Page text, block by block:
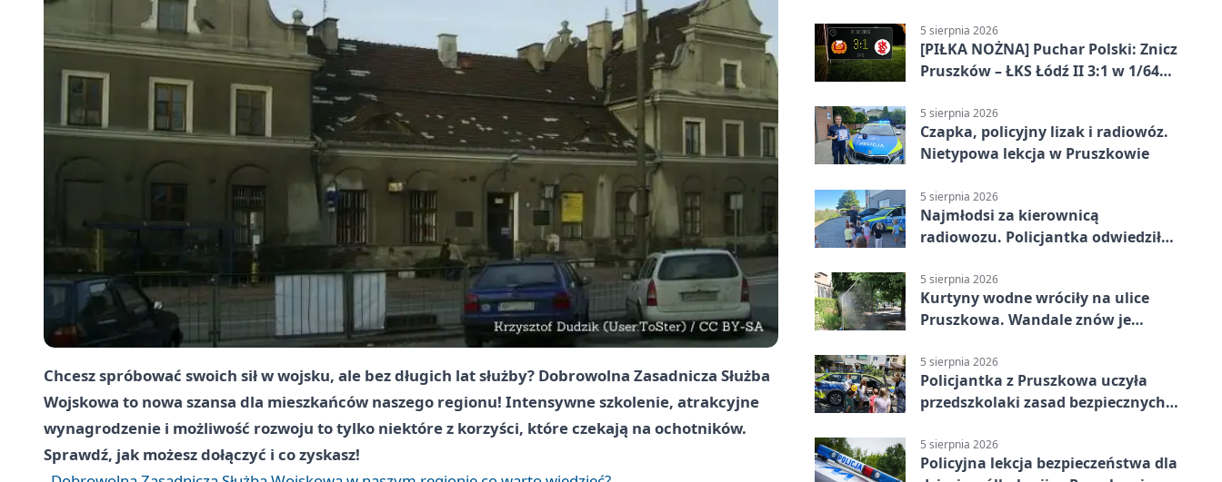
Chcesz spróbować swoich sił w wojsku, ale bez długich lat służby? Dobrowolna Zasadnicza Służba
Wojskowa to nowa szansa dla mieszkańców naszego regionu! Intensywne szkolenie, atrakcyjne
wynagrodzenie i możliwość rozwoju to tylko niektóre z korzyści, które czekają na ochotników.
Sprawdź, jak możesz dołączyć i co zyskasz!
5 sierpnia 2026
[PIŁKA NOŻNA] Puchar Polski: Znicz
Pruszków – ŁKS Łódź II 3:1 w 1/64
5 sierpnia 2026
Czapka, policyjny lizak i radiowóz.
Nietypowa lekcja w Pruszkowie
5 sierpnia 2026
Najmłodsi za kierownicą
radiowozu. Policjantka odwiedziła
5 sierpnia 2026
Kurtyny wodne wróciły na ulice
Pruszkowa. Wandale znów je
5 sierpnia 2026
Policjantka z Pruszkowa uczyła
przedszkolaki zasad bezpiecznych
5 sierpnia 2026
Policyjna lekcja bezpieczeństwa dla